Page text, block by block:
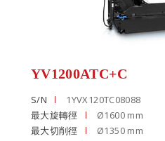
YV1200ATC+C
S/N
1YVX120TC08088
最大旋轉徑
Ø1600 mm
最大切削徑
Ø1350 mm